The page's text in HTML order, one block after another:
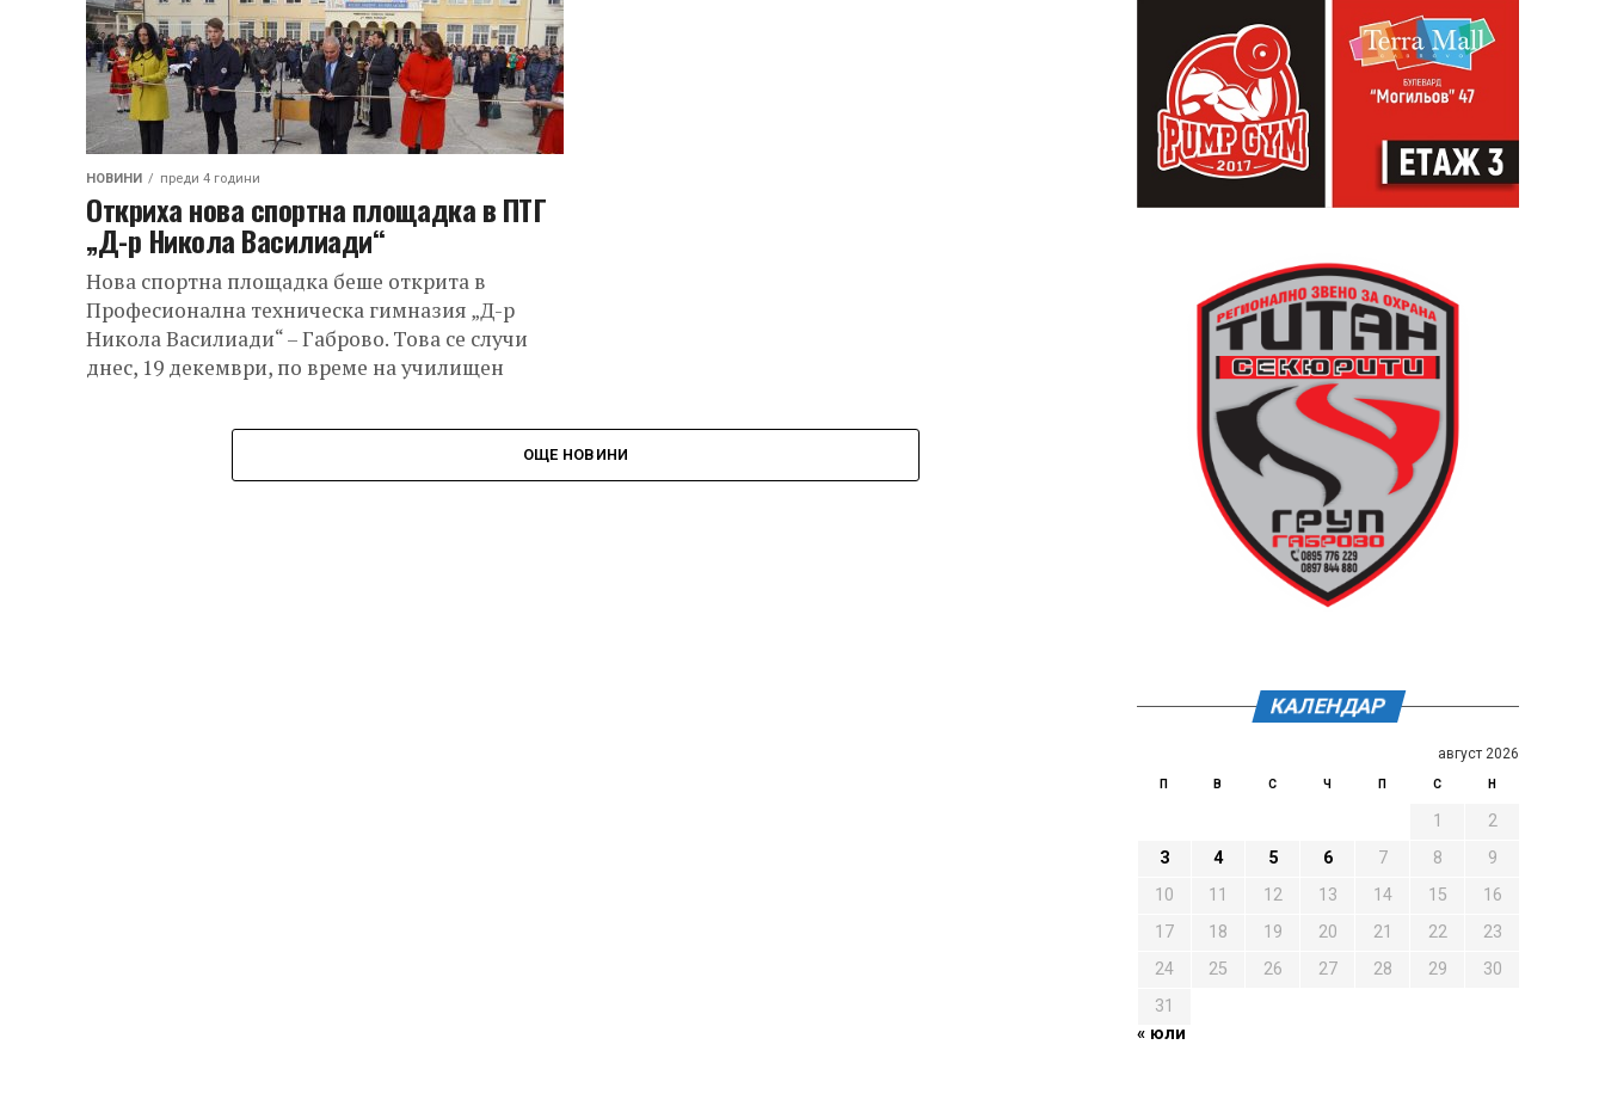
НОВИНИ преди 4 години
Откриха нова спортна площадка в ПТГ
„Д-р Никола Василиади“
Нова спортна площадка беше открита в
Професионална техническа гимназия „Д-р
Никола Василиади“ – Габрово. Това се случи
днес, 19 декември, по време на училищен
ОЩЕ НОВИНИ
КАЛЕНДАР
август 2026
П В С Ч П С Н
1
2
3
4 5 6 7 8
9
10
11 12 13 14 15
16
17
18 19 20 21 22
23
24
25 26 27 28 29
30
31
« юли